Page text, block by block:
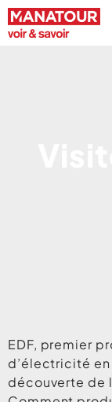
EDF, premier
d’électricité en
découverte de